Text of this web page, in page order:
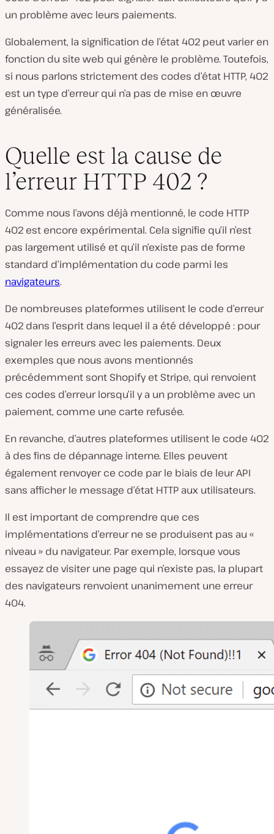
un problème avec leurs paiements.
Globalement, la signification de l’état 402 peut varier en
fonction du site web qui génère le problème. Toutefois,
si nous parlons strictement des codes d’état HTTP, 402
est un type d’erreur qui n’a pas de mise en œuvre
généralisée.
Quelle est la cause de
l’erreur HTTP 402 ?
Comme nous l’avons déjà mentionné, le code HTTP
402 est encore expérimental. Cela signifie qu’il n’est
pas largement utilisé et qu’il n’existe pas de forme
standard d’implémentation du code parmi les
navigateurs.
De nombreuses plateformes utilisent le code d’erreur
402 dans l’esprit dans lequel il a été développé : pour
signaler les erreurs avec les paiements. Deux
exemples que nous avons mentionnés
précédemment sont Shopify et Stripe, qui renvoient
ces codes d’erreur lorsqu’il y a un problème avec un
paiement, comme une carte refusée.
En revanche, d’autres plateformes utilisent le code 402
à des fins de dépannage interne. Elles peuvent
également renvoyer ce code par le biais de leur API
sans afficher le message d’état HTTP aux utilisateurs.
Il est important de comprendre que ces
implémentations d’erreur ne se produisent pas au «
niveau » du navigateur. Par exemple, lorsque vous
essayez de visiter une page qui n’existe pas, la plupart
des navigateurs renvoient unanimement une erreur
404.